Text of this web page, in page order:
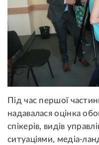
Під час першої
надавалася оцінка
спікерів, видів
ситуаціями, медіа-